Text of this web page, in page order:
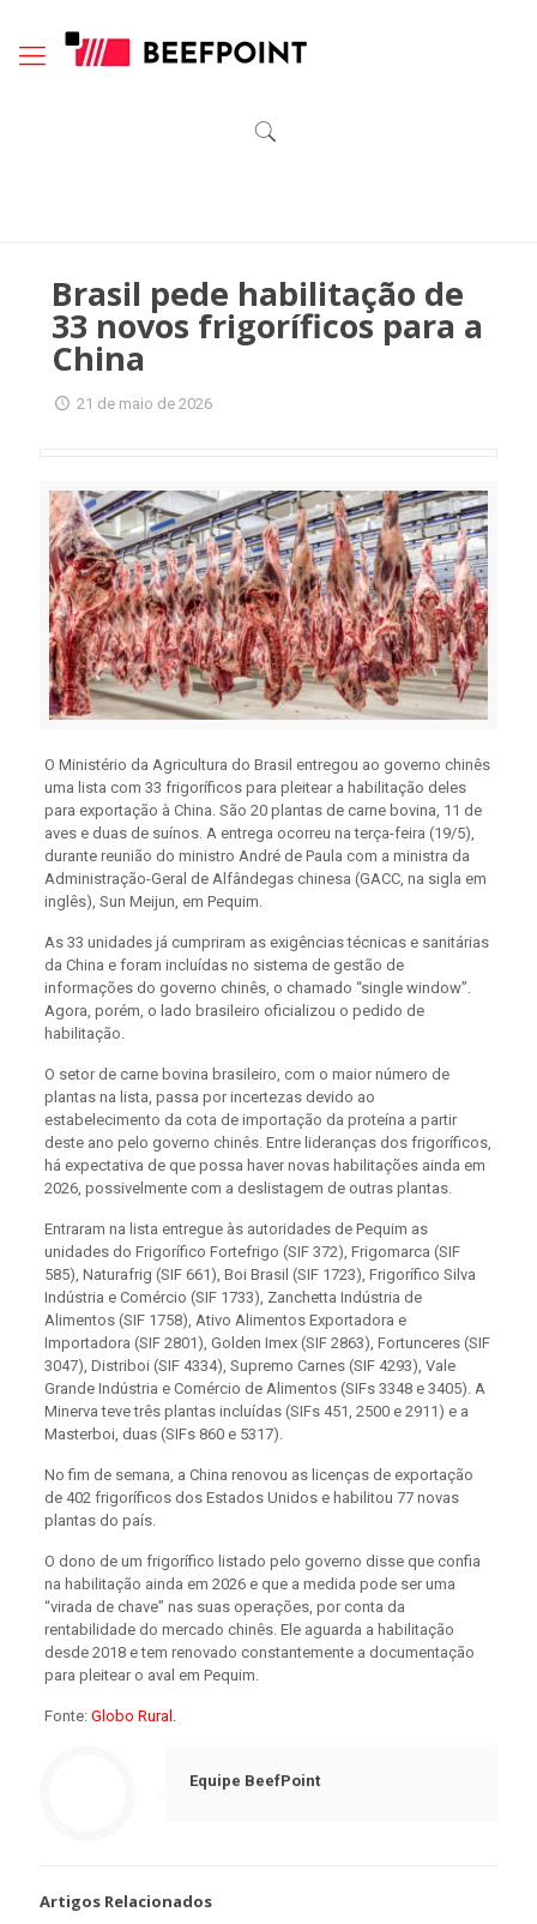
Brasil pede habilitação de
33 novos frigoríficos para a
China
21 de maio de 2026
O Ministério da Agricultura do Brasil entregou ao governo chinês
uma lista com 33 frigoríficos para pleitear a habilitação deles
para exportação à China. São 20 plantas de carne bovina, 11 de
aves e duas de suínos. A entrega ocorreu na terça-feira (19/5),
durante reunião do ministro André de Paula com a ministra da
Administração-Geral de Alfândegas chinesa (GACC, na sigla em
inglês), Sun Meijun, em Pequim.
As 33 unidades já cumpriram as exigências técnicas e sanitárias
da China e foram incluídas no sistema de gestão de
informações do governo chinês, o chamado “single window”.
Agora, porém, o lado brasileiro oficializou o pedido de
habilitação.
O setor de carne bovina brasileiro, com o maior número de
plantas na lista, passa por incertezas devido ao
estabelecimento da cota de importação da proteína a partir
deste ano pelo governo chinês. Entre lideranças dos frigoríficos,
há expectativa de que possa haver novas habilitações ainda em
2026, possivelmente com a deslistagem de outras plantas.
Entraram na lista entregue às autoridades de Pequim as
unidades do Frigorífico Fortefrigo (SIF 372), Frigomarca (SIF
585), Naturafrig (SIF 661), Boi Brasil (SIF 1723), Frigorífico Silva
Indústria e Comércio (SIF 1733), Zanchetta Indústria de
Alimentos (SIF 1758), Ativo Alimentos Exportadora e
Importadora (SIF 2801), Golden Imex (SIF 2863), Fortunceres (SIF
3047), Distriboi (SIF 4334), Supremo Carnes (SIF 4293), Vale
Grande Indústria e Comércio de Alimentos (SIFs 3348 e 3405). A
Minerva teve três plantas incluídas (SIFs 451, 2500 e 2911) e a
Masterboi, duas (SIFs 860 e 5317).
No fim de semana, a China renovou as licenças de exportação
de 402 frigoríficos dos Estados Unidos e habilitou 77 novas
plantas do país.
O dono de um frigorífico listado pelo governo disse que confia
na habilitação ainda em 2026 e que a medida pode ser uma
“virada de chave” nas suas operações, por conta da
rentabilidade do mercado chinês. Ele aguarda a habilitação
desde 2018 e tem renovado constantemente a documentação
para pleitear o aval em Pequim.
Fonte: Globo Rural.
Equipe BeefPoint
Artigos Relacionados